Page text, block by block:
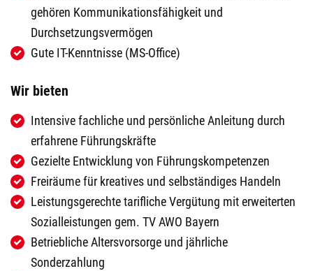
gehören Kommunikationsfähigkeit und
Durchsetzungsvermögen
Gute IT-Kenntnisse (MS-Office)
Wir bieten
Intensive fachliche und persönliche Anleitung durch
erfahrene Führungskräfte
Gezielte Entwicklung von Führungskompetenzen
Freiräume für kreatives und selbständiges Handeln
Leistungsgerechte tarifliche Vergütung mit erweiterten
Sozialleistungen gem. TV AWO Bayern
Betriebliche Altersvorsorge und jährliche
Sonderzahlung